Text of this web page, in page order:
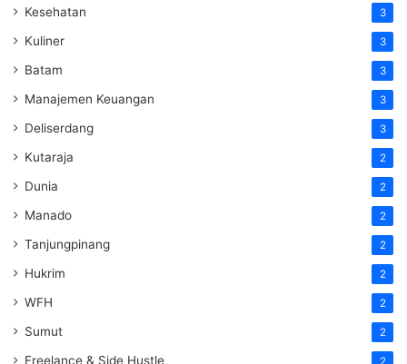
Kesehatan 3
Kuliner 3
Batam 3
Manajemen Keuangan 3
Deliserdang 3
Kutaraja 2
Dunia 2
Manado 2
Tanjungpinang 2
Hukrim 2
WFH 2
Sumut 2
Freelance & Side Hustle 2